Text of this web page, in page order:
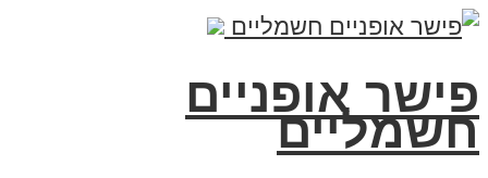
פישר אופניים
חשמליים